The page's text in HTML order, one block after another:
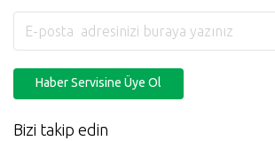
Haber Servisine Üye Ol
Bizi takip edin